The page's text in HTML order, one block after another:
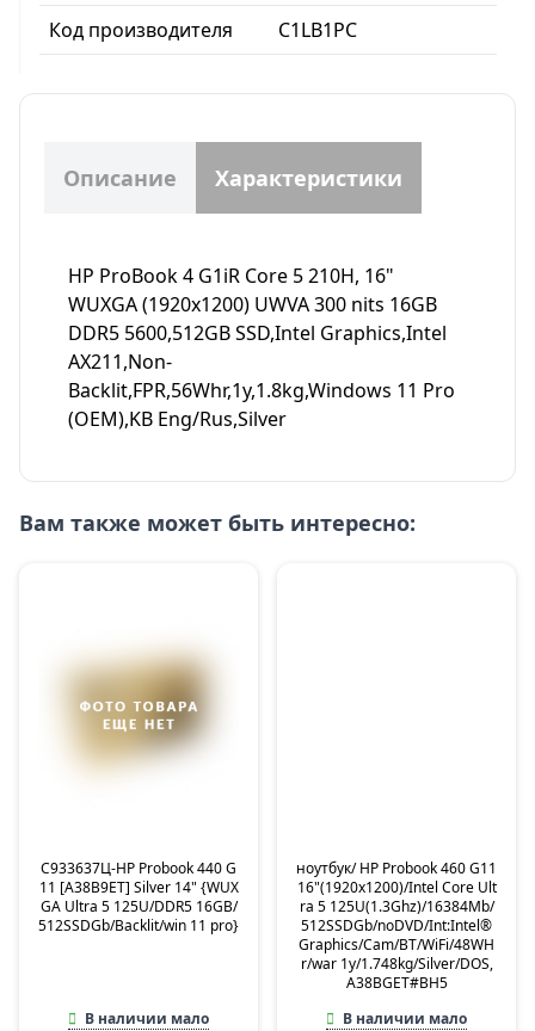
Код производителя
C1LB1PC
Описание Характеристики
HP ProBook 4 G1iR Core 5 210H, 16"
WUXGA (1920x1200) UWVA 300 nits 16GB
DDR5 5600,512GB SSD,Intel Graphics,Intel
AX211,Non-
Backlit,FPR,56Whr,1y,1.8kg,Windows 11 Pro
(OEM),KB Eng/Rus,Silver
Вам также может быть интересно:
C933637Ц-HP Probook 440 G
11 [A38B9ET] Silver 14" {WUX
GA Ultra 5 125U/DDR5 16GB/
512SSDGb/Backlit/win 11 pro}
В наличии мало
ноутбук/ HP Probook 460 G11
16"(1920x1200)/Intel Core Ult
ra 5 125U(1.3Ghz)/16384Mb/
512SSDGb/noDVD/Int:Intel®
Graphics/Cam/BT/WiFi/48WH
r/war 1y/1.748kg/Silver/DOS,
A38BGET#BH5
В наличии мало